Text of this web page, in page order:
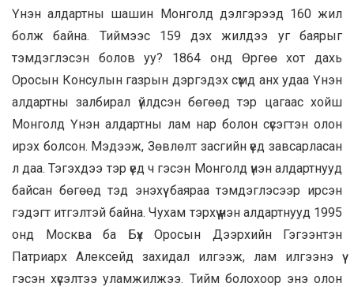
Үнэн алдартны шашин Монголд дэлгэрээд 160 жил
болж байна. Тиймээс 159 дэх жилдээ уг баярыг
тэмдэглэсэн болов уу? 1864 онд Өргөө хот дахь
Оросын Консулын газрын дэргэдэх сүмд анх удаа Үнэн
алдартны залбирал үйлдсэн бөгөөд тэр цагаас хойш
Монголд Үнэн алдартны лам нар болон сүсэгтэн олон
ирэх болсон. Мэдээж, Зөвлөлт засгийн үед завсарласан
л даа. Тэгэхдээ тэр үед ч гэсэн Монголд үнэн алдартнууд
байсан бөгөөд тэд энэхүү баяраа тэмдэглэсээр ирсэн
гэдэгт итгэлтэй байна. Чухам тэрхүү үнэн алдартнууд 1995
онд Москва ба Бүх Оросын Дээрхийн Гэгээнтэн
Патриарх Алексейд захидал илгээж, лам илгээнэ үү
гэсэн хүсэлтээ уламжилжээ. Тийм болохоор энэ олон